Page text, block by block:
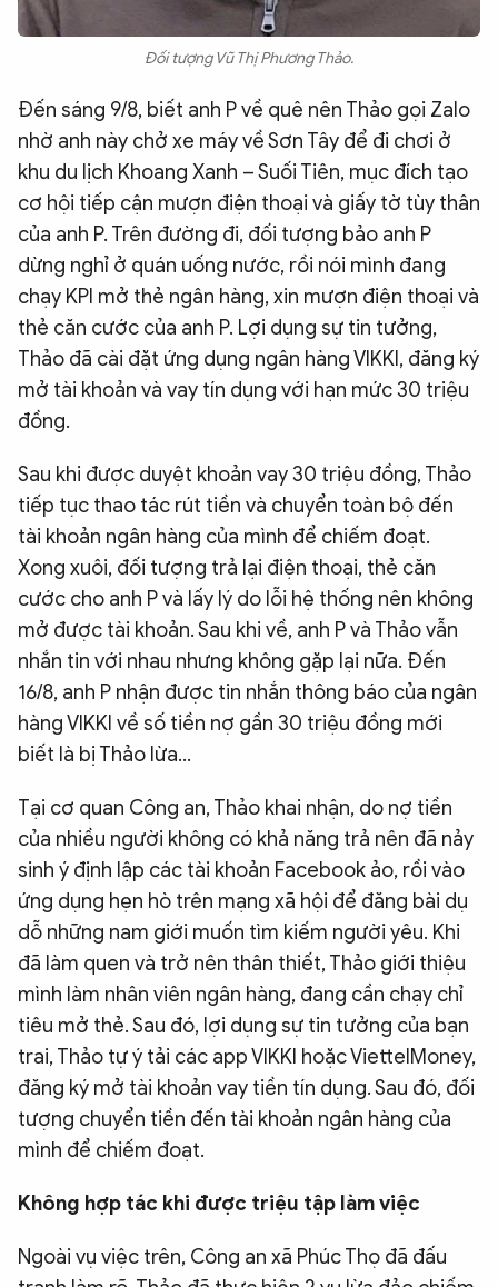
Đối tượng Vũ Thị Phương Thảo.
Đến sáng 9/8, biết anh P về quê nên Thảo gọi Zalo
nhờ anh này chở xe máy về Sơn Tây để đi chơi ở
khu du lịch Khoang Xanh – Suối Tiên, mục đích tạo
cơ hội tiếp cận mượn điện thoại và giấy tờ tùy thân
của anh P. Trên đường đi, đối tượng bảo anh P
dừng nghỉ ở quán uống nước, rồi nói mình đang
chạy KPI mở thẻ ngân hàng, xin mượn điện thoại và
thẻ căn cước của anh P. Lợi dụng sự tin tưởng,
Thảo đã cài đặt ứng dụng ngân hàng VIKKI, đăng ký
mở tài khoản và vay tín dụng với hạn mức 30 triệu
đồng.
Sau khi được duyệt khoản vay 30 triệu đồng, Thảo
tiếp tục thao tác rút tiền và chuyển toàn bộ đến
tài khoản ngân hàng của mình để chiếm đoạt.
Xong xuôi, đối tượng trả lại điện thoại, thẻ căn
cước cho anh P và lấy lý do lỗi hệ thống nên không
mở được tài khoản. Sau khi về, anh P và Thảo vẫn
nhắn tin với nhau nhưng không gặp lại nữa. Đến
16/8, anh P nhận được tin nhắn thông báo của ngân
hàng VIKKI về số tiền nợ gần 30 triệu đồng mới
biết là bị Thảo lừa...
Tại cơ quan Công an, Thảo khai nhận, do nợ tiền
của nhiều người không có khả năng trả nên đã nảy
sinh ý định lập các tài khoản Facebook ảo, rồi vào
ứng dụng hẹn hò trên mạng xã hội để đăng bài dụ
dỗ những nam giới muốn tìm kiếm người yêu. Khi
đã làm quen và trở nên thân thiết, Thảo giới thiệu
mình làm nhân viên ngân hàng, đang cần chạy chỉ
tiêu mở thẻ. Sau đó, lợi dụng sự tin tưởng của bạn
trai, Thảo tự ý tải các app VIKKI hoặc ViettelMoney,
đăng ký mở tài khoản vay tiền tín dụng. Sau đó, đối
tượng chuyển tiền đến tài khoản ngân hàng của
mình để chiếm đoạt.
Không hợp tác khi được triệu tập làm việc
Ngoài vụ việc trên, Công an xã Phúc Thọ đã đấu